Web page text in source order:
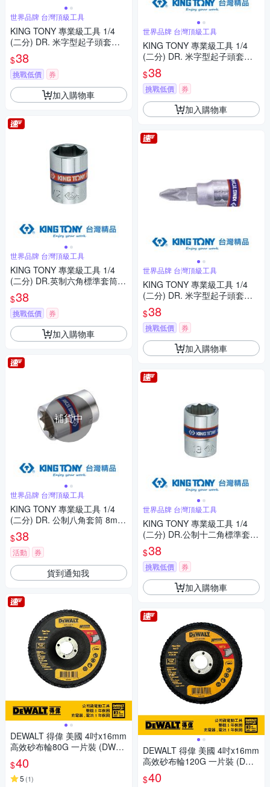
世界品牌 台灣頂級工具
KING TONY 專業級工具 1/4
(二分) DR. 米字型起子頭套筒
PZ1 (203801)
$38
挑戰低價 券
加入購物車
世界品牌 台灣頂級工具
KING TONY 專業級工具 1/4
(二分) DR.英制六角標準套筒 3/
8inch (233512S)
$38
挑戰低價 券
加入購物車
補貨中
世界品牌 台灣頂級工具
KING TONY 專業級工具 1/4
(二分) DR. 公制八角套筒 8mm
(231008M)
$38
活動 券
貨到通知我
DEWALT 得偉 美國 4吋x16mm
高效砂布輪80G 一片裝 (DWA4
1680FA)
$40
5 (1)
世界品牌 台灣頂級工具
KING TONY 專業級工具 1/4
(二分) DR. 米字型起子頭套筒
PZ2 (203802)
$38
挑戰低價 券
加入購物車
世界品牌 台灣頂級工具
KING TONY 專業級工具 1/4
(二分) DR. 米字型起子頭套筒
PZ3 (203803)
$38
挑戰低價 券
加入購物車
世界品牌 台灣頂級工具
KING TONY 專業級工具 1/4
(二分) DR.公制十二角標準套筒
(9/10mm) (2330M)
$38
挑戰低價 券
加入購物車
DEWALT 得偉 美國 4吋x16mm
高效砂布輪120G 一片裝 (DWA
416120FA)
$40